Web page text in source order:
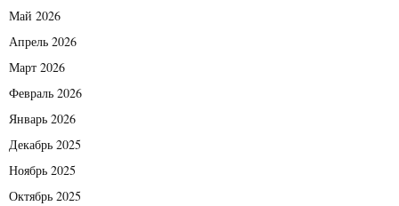
Май 2026
Апрель 2026
Март 2026
Февраль 2026
Январь 2026
Декабрь 2025
Ноябрь 2025
Октябрь 2025